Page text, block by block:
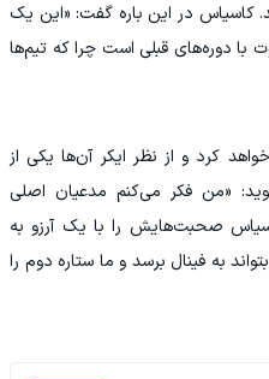
کاسیاس در این باره گفت: «این یک
با دوره‌های قبلی است چرا که تیم‌ها
کرد و از نظر ایکر آن‌ها یکی از
«من فکر می‌کنم مدعیان اصلی
کاسیاس صحبت‌هایش را با یک آرزو به
به فینال برسد و ما ستاره دوم را